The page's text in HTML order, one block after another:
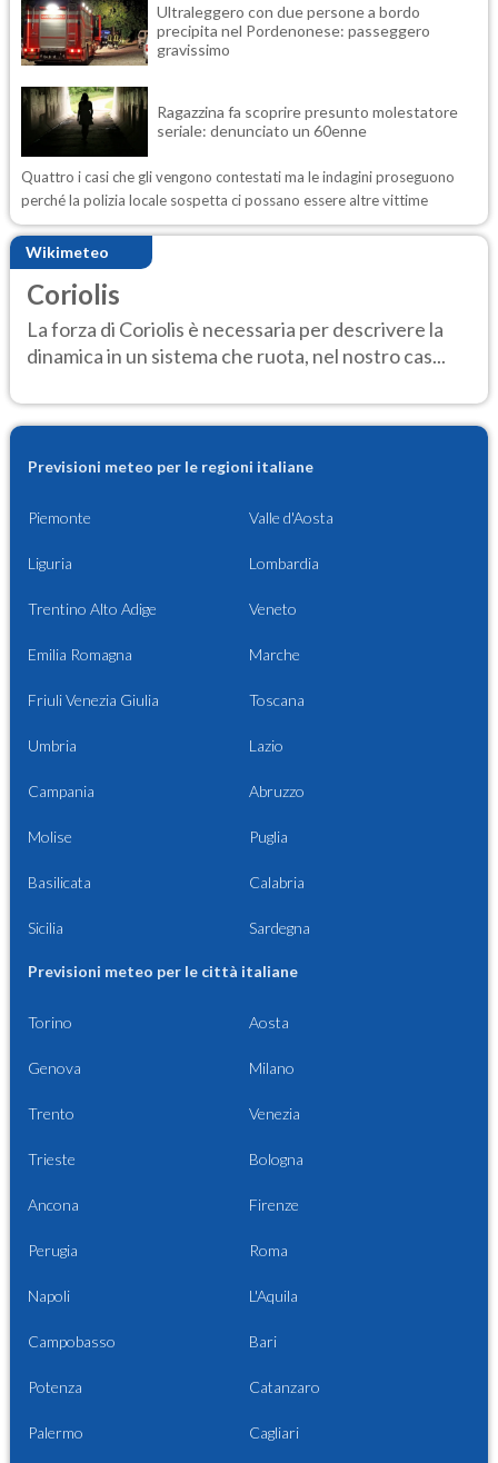
Ultraleggero con due persone a bordo
precipita nel Pordenonese: passeggero
gravissimo
Ragazzina fa scoprire presunto molestatore
seriale: denunciato un 60enne
Quattro i casi che gli vengono contestati ma le indagini proseguono
perché la polizia locale sospetta ci possano essere altre vittime
Wikimeteo
Coriolis
La forza di Coriolis è necessaria per descrivere la
dinamica in un sistema che ruota, nel nostro cas...
Previsioni meteo per le regioni italiane
Piemonte Valle d'Aosta
Liguria Lombardia
Trentino Alto Adige Veneto
Emilia Romagna Marche
Friuli Venezia Giulia Toscana
Umbria Lazio
Campania Abruzzo
Molise Puglia
Basilicata Calabria
Sicilia Sardegna
Previsioni meteo per le città italiane
Torino Aosta
Genova Milano
Trento Venezia
Trieste Bologna
Ancona Firenze
Perugia Roma
Napoli L'Aquila
Campobasso Bari
Potenza Catanzaro
Palermo Cagliari